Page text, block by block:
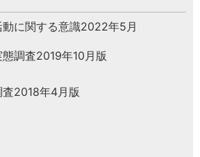
に関する意識2022年5月
調査2019年10月版
2018年4月版